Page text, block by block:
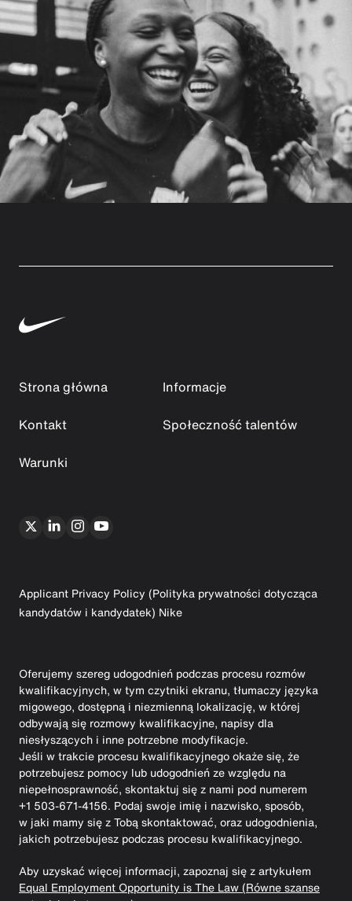
Strona główna
Informacje
Kontakt
Społeczność talentów
Warunki
Applicant Privacy Policy (Polityka prywatności dotycząca
kandydatów i kandydatek) Nike
Oferujemy szereg udogodnień podczas procesu rozmów
kwalifikacyjnych, w tym czytniki ekranu, tłumaczy języka
migowego, dostępną i niezmienną lokalizację, w której
odbywają się rozmowy kwalifikacyjne, napisy dla
niesłyszących i inne potrzebne modyfikacje.
Jeśli w trakcie procesu kwalifikacyjnego okaże się, że
potrzebujesz pomocy lub udogodnień ze względu na
niepełnosprawność, skontaktuj się z nami pod numerem
+1 503-671-4156. Podaj swoje imię i nazwisko, sposób,
w jaki mamy się z Tobą skontaktować, oraz udogodnienia,
jakich potrzebujesz podczas procesu kwalifikacyjnego.
Aby uzyskać więcej informacji, zapoznaj się z artykułem
Equal Employment Opportunity is The Law (Równe szanse